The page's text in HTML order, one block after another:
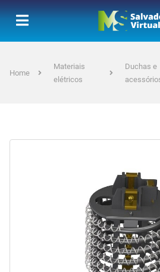
Home
Materiais
elétricos
Duchas e